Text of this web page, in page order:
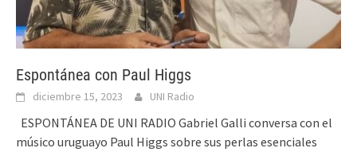
Espontánea con Paul Higgs
diciembre 15, 2023 UNI Radio
ESPONTÁNEA DE UNI RADIO Gabriel Galli conversa con el
músico uruguayo Paul Higgs sobre sus perlas esenciales